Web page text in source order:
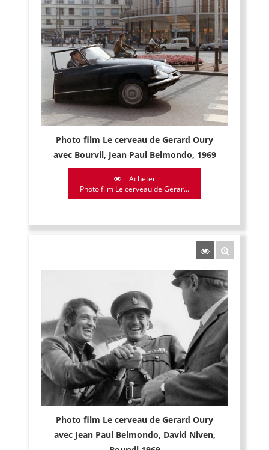
Photo film Le cerveau de Gerard Oury
avec Bourvil, Jean Paul Belmondo, 1969
Acheter
Photo film Le cerveau de Gerar...
Photo film Le cerveau de Gerard Oury
avec Jean Paul Belmondo, David Niven,